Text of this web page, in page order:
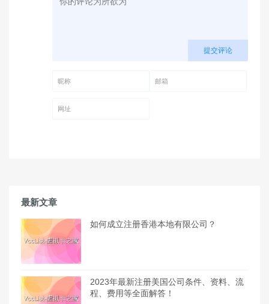
提交评论
最新文章
如何成立注册香港本地有限公司？
2023年最新注册美国公司条件、资料、流
程、费用等全面解答！